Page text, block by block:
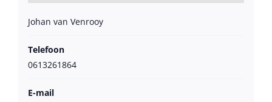
Johan van Venrooy
Telefoon
0613261864
E-mail